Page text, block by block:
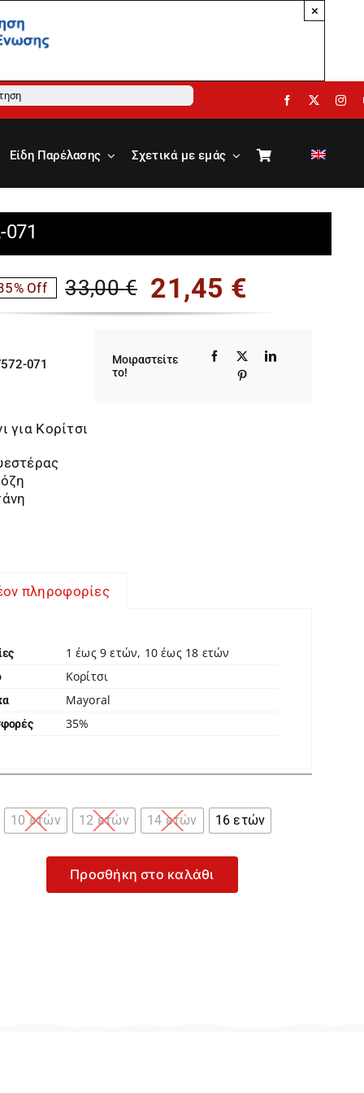
×
Είδη Παρέλασης Σχετικά με εμάς
33,00€
Original
was:
21,45 €
Η
τιμή
21,45 €.
Off
071
Μοιραστείτε
το!
για Κορίτσι
πληροφορίες
1 έως 9 ετών, 10 έως 18 ετών
Κορίτσι
Mayoral
35%
10 ετών 12 ετών 14 ετών 16 ετών
Προσθήκη στο καλάθι